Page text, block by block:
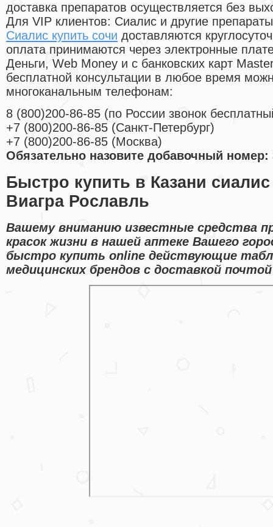
доставка препаратов осуществляется без
Для VIP клиентов: Сиалис и другие
Сиалис купить сочи доставляются
оплата принимаются через электронные
Деньги, Web Money и с банковских карт
бесплатной консультации в любое время
многоканальным телефонам:
8 (800)200-86-85 (по России звонок
+7 (800)200-86-85 (Санкт-Петербург)
+7 (800)200-86-85 (Москва)
Обязательно назовите добавочный номер:
Быстро купить в Казани
Виагра Рославль
Вашему вниманию известные средства
красок жизни в нашей аптеке Вашего
быстро купить online действующие
медицинских брендов с доставкой